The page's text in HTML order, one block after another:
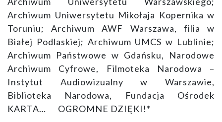
Archiwum Uniwersytetu Mikołaja Kopernika w
Toruniu; Archiwum AWF Warszawa, filia w
Białej Podlaskiej; Archiwum UMCS w Lublinie;
Archiwum Państwowe w Gdańsku, Narodowe
Archiwum Cyfrowe, Filmoteka Narodowa –
Instytut Audiowizualny w Warszawie,
Biblioteka Narodowa, Fundacja Ośrodek
KARTA… OGROMNE DZIĘKI!*